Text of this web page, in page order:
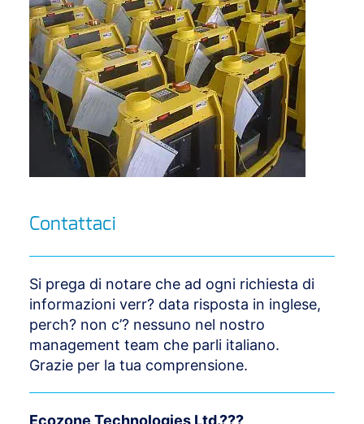
Contattaci
Si prega di notare che ad ogni richiesta di
informazioni verr? data risposta in inglese,
perch? non c’? nessuno nel nostro
management team che parli italiano.
Grazie per la tua comprensione.
Ecozone Technologies Ltd.???